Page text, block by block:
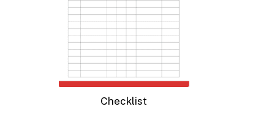
Checklist